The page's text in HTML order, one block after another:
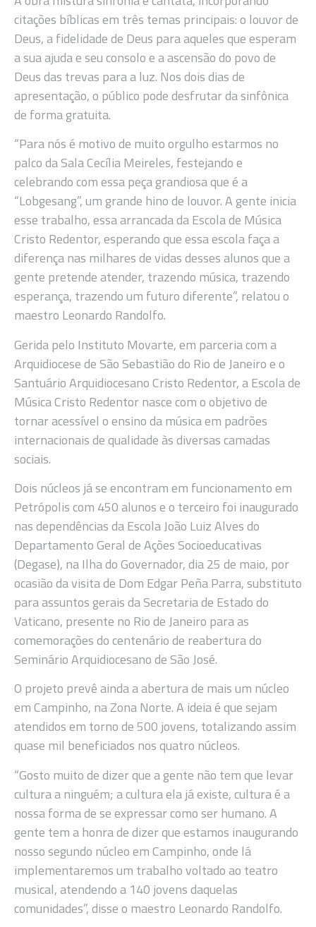
citações bíblicas em três temas principais: o louvor de
Deus, a fidelidade de Deus para aqueles que esperam
a sua ajuda e seu consolo e a ascensão do povo de
Deus das trevas para a luz. Nos dois dias de
apresentação, o público pode desfrutar da sinfônica
de forma gratuita.
“Para nós é motivo de muito orgulho estarmos no
palco da Sala Cecília Meireles, festejando e
celebrando com essa peça grandiosa que é a
“Lobgesang”, um grande hino de louvor. A gente inicia
esse trabalho, essa arrancada da Escola de Música
Cristo Redentor, esperando que essa escola faça a
diferença nas milhares de vidas desses alunos que a
gente pretende atender, trazendo música, trazendo
esperança, trazendo um futuro diferente”, relatou o
maestro Leonardo Randolfo.
Gerida pelo Instituto Movarte, em parceria com a
Arquidiocese de São Sebastião do Rio de Janeiro e o
Santuário Arquidiocesano Cristo Redentor, a Escola de
Música Cristo Redentor nasce com o objetivo de
tornar acessível o ensino da música em padrões
internacionais de qualidade às diversas camadas
sociais.
Dois núcleos já se encontram em funcionamento em
Petrópolis com 450 alunos e o terceiro foi inaugurado
nas dependências da Escola João Luiz Alves do
Departamento Geral de Ações Socioeducativas
(Degase), na Ilha do Governador, dia 25 de maio, por
ocasião da visita de Dom Edgar Peña Parra, substituto
para assuntos gerais da Secretaria de Estado do
Vaticano, presente no Rio de Janeiro para as
comemorações do centenário de reabertura do
Seminário Arquidiocesano de São José.
O projeto prevê ainda a abertura de mais um núcleo
em Campinho, na Zona Norte. A ideia é que sejam
atendidos em torno de 500 jovens, totalizando assim
quase mil beneficiados nos quatro núcleos.
“Gosto muito de dizer que a gente não tem que levar
cultura a ninguém; a cultura ela já existe, cultura é a
nossa forma de se expressar como ser humano. A
gente tem a honra de dizer que estamos inaugurando
nosso segundo núcleo em Campinho, onde lá
implementaremos um trabalho voltado ao teatro
musical, atendendo a 140 jovens daquelas
comunidades”, disse o maestro Leonardo Randolfo.